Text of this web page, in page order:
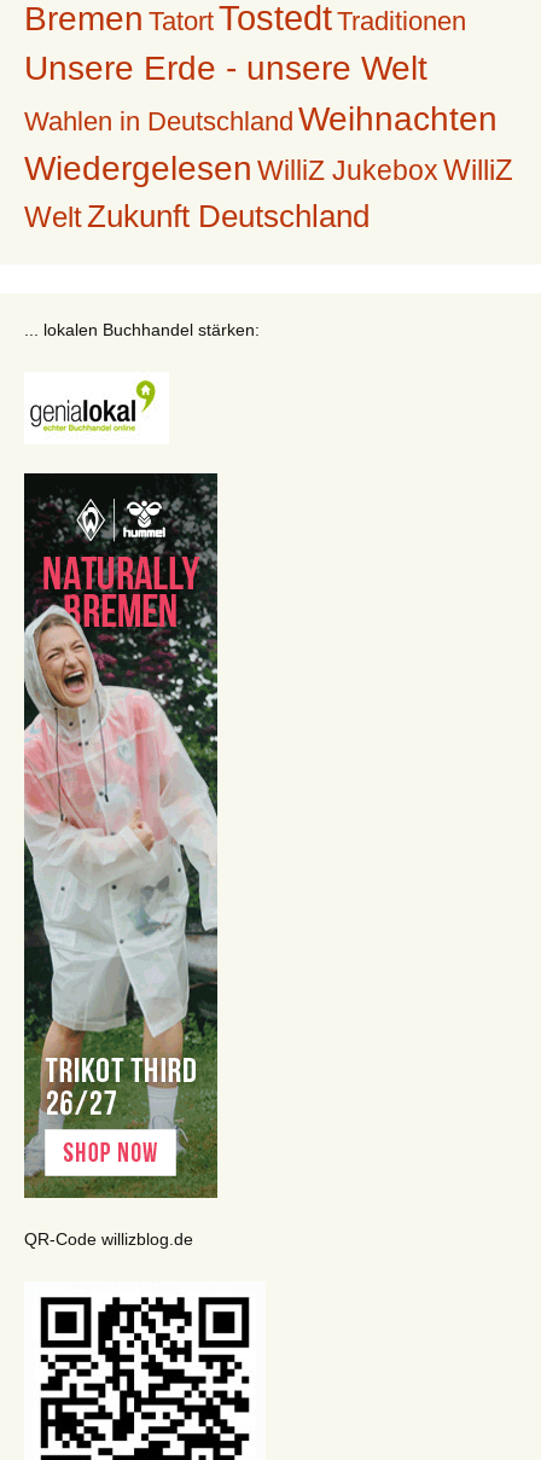
Bremen TatortTostedtTraditionen
Unsere Erde - unsere Welt
Wahlen in Deutschland Weihnachten
Wiedergelesen WilliZ Jukebox WilliZ
WeltZukunft Deutschland
... lokalen Buchhandel stärken:
QR-Code willizblog.de